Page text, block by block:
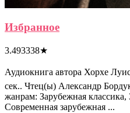
Избранное
3.493338★
Аудиокнига автора Хорхе
сек.. Чтец(ы) Александр
жанрам: Зарубежная
Современная зарубежная ...